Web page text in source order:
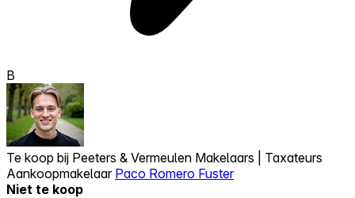
B
Te koop bij Peeters & Vermeulen Makelaars | Taxateurs
Aankoopmakelaar Paco Romero Fuster
Niet te koop